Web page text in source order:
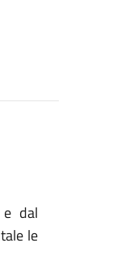
e dal
le